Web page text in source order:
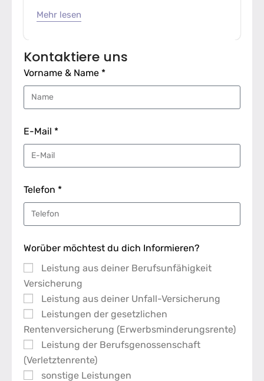
Mehr lesen
Kontaktiere uns
Vorname & Name *
E-Mail *
Telefon *
Worüber möchtest du dich Informieren?
Leistung aus deiner Berufsunfähigkeit
Versicherung
Leistung aus deiner Unfall-Versicherung
Leistungen der gesetzlichen
Rentenversicherung (Erwerbsminderungsrente)
Leistung der Berufsgenossenschaft
(Verletztenrente)
sonstige Leistungen